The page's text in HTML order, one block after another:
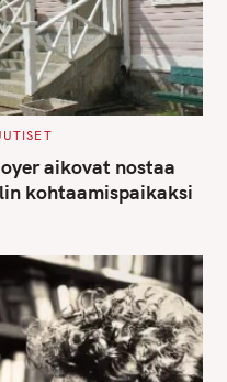
aikovat nostaa
kohtaamispaikaksi